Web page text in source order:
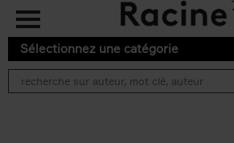
Aller au contenu principal
Sélectionnez une catégorie